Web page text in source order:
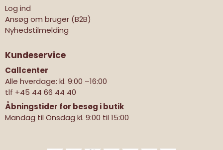
Log ind
Ansøg om bruger (B2B)
Nyhedstilmelding
Kundeservice
Callcenter
Alle hverdage: kl. 9:00 –16:00
tlf +45 44 66 44 40
Åbningstider for besøg i butik
Mandag til Onsdag kl. 9:00 til 15:00